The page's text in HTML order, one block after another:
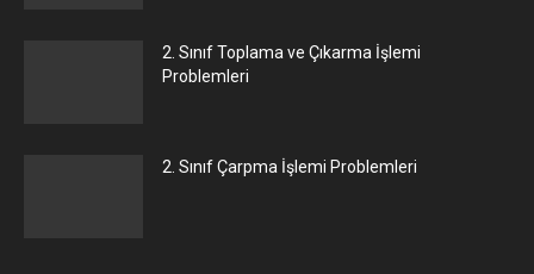
2. Sınıf Toplama ve Çıkarma İşlemi
Problemleri
2. Sınıf Çarpma İşlemi Problemleri